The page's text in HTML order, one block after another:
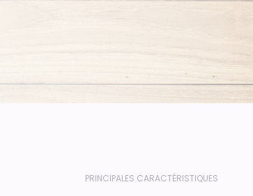
PRINCIPALES CARACTÉRISTIQUES